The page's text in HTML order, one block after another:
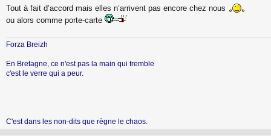
e
Tout à fait d’accord mais elles n’arrivent pas encore chez nous
ou alors comme porte-carte
Forza Breizh
En Bretagne, ce n'est pas la main qui tremble
c'est le verre qui a peur.
C'est dans les non-dits que règne le chaos.